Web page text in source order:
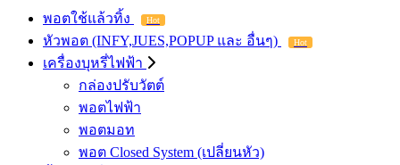
พอตใช้แล้วทิ้ง Hot
หัวพอต (INFY,JUES,POPUP และ อื่นๆ) Hot
เครื่องบุหรี่ไฟฟ้า
กล่องปรับวัตต์
พอตไฟฟ้า
พอตมอท
พอต Closed System (เปลี่ยนหัว)